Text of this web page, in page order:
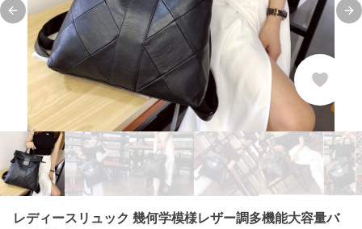
Previous slide
レディースリュック 幾何学模様レザー調多機能大容量バ